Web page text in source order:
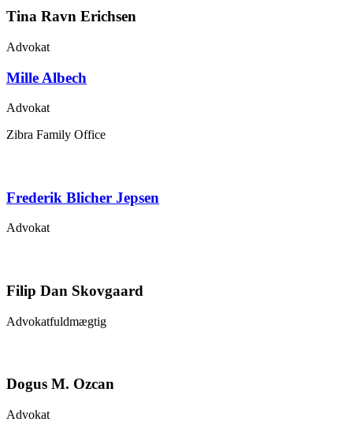
Tina Ravn Erichsen
Advokat
Mille Albech
Advokat
Zibra Family Office
Frederik Blicher Jepsen
Advokat
Filip Dan Skovgaard
Advokatfuldmægtig
Dogus M. Ozcan
Advokat